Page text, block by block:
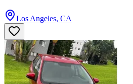
Los Angeles, CA